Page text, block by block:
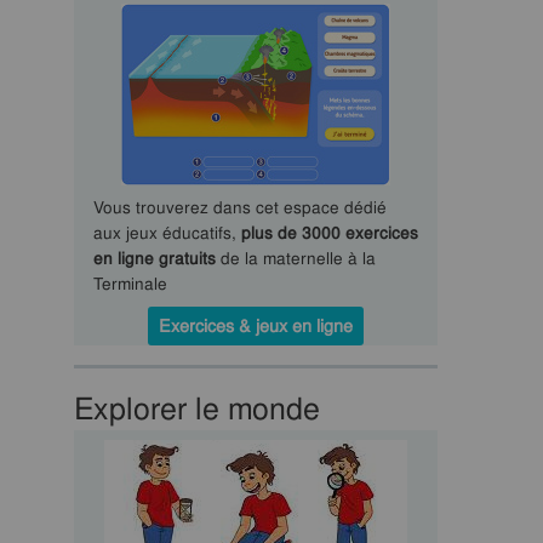
Vous trouverez dans cet espace dédié
aux jeux éducatifs, plus de 3000 exercices
en ligne gratuitsde la maternelle à la
Terminale
Exercices & jeux en ligne
Explorer le monde